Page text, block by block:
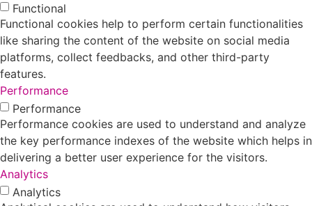
Functional
Functional cookies help to perform certain functionalities
like sharing the content of the website on social media
platforms, collect feedbacks, and other third-party
features.
Performance
Performance
Performance cookies are used to understand and analyze
the key performance indexes of the website which helps in
delivering a better user experience for the visitors.
Analytics
Analytics